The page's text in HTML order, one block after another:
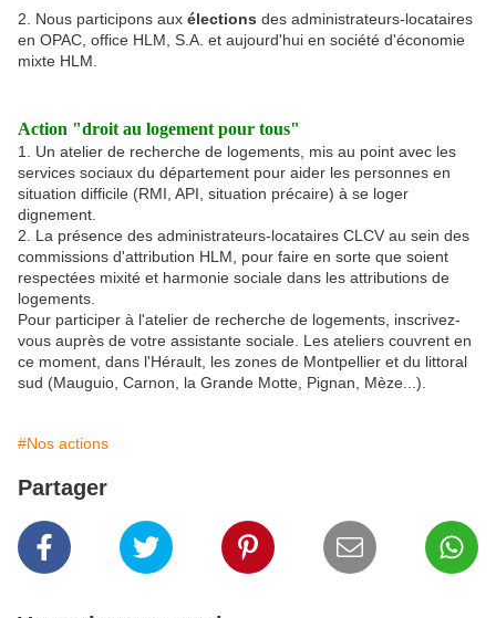
2. Nous participons aux élections des administrateurs-locataires
en OPAC, office HLM, S.A. et aujourd'hui en société d'économie
mixte HLM.
Action "droit au logement pour tous"
1. Un atelier de recherche de logements, mis au point avec les
services sociaux du département pour aider les personnes en
situation difficile (RMI, API, situation précaire) à se loger
dignement.
2. La présence des administrateurs-locataires CLCV au sein des
commissions d'attribution HLM, pour faire en sorte que soient
respectées mixité et harmonie sociale dans les attributions de
logements.
Pour participer à l'atelier de recherche de logements, inscrivez-
vous auprès de votre assistante sociale. Les ateliers couvrent en
ce moment, dans l'Hérault, les zones de Montpellier et du littoral
sud (Mauguio, Carnon, la Grande Motte, Pignan, Mèze...).
#Nos actions
Partager